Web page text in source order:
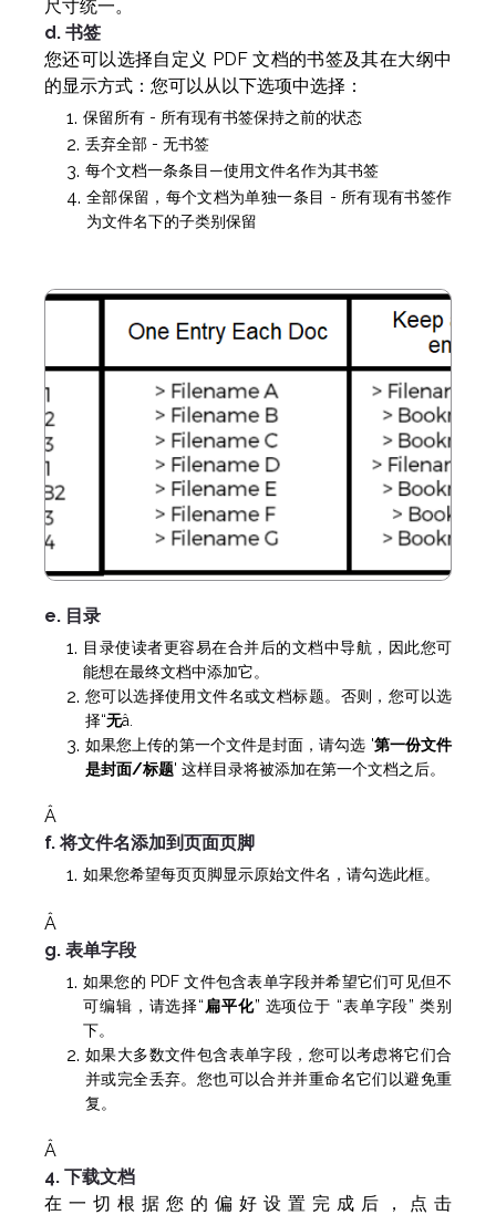
尺寸统一。
d. 书签
您还可以选择自定义 PDF 文档的书签及其在大纲中
的显示方式：您可以从以下选项中选择：
保留所有 - 所有现有书签保持之前的状态
丢弃全部 - 无书签
每个文档一条条目—使用文件名作为其书签
全部保留，每个文档为单独一条目 - 所有现有书签作
为文件名下的子类别保留
e. 目录
目录使读者更容易在合并后的文档中导航，因此您可
能想在最终文档中添加它。
您可以选择使用文件名或文档标题。否则，您可以选
择“无â.
如果您上传的第一个文件是封面，请勾选 '第一份文件
是封面/标题' 这样目录将被添加在第一个文档之后。
Â
f. 将文件名添加到页面页脚
如果您希望每页页脚显示原始文件名，请勾选此框。
Â
g. 表单字段
如果您的 PDF 文件包含表单字段并希望它们可见但不
可编辑，请选择“ 扁平化” 选项位于 “表单字段” 类别
下。
如果大多数文件包含表单字段，您可以考虑将它们合
并或完全丢弃。您也可以合并并重命名它们以避免重
复。
Â
4. 下载文档
在一切根据您的偏好设置完成后，点击